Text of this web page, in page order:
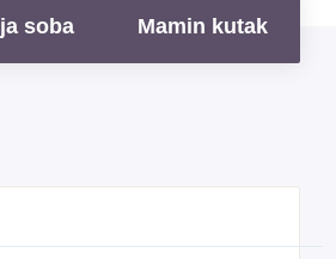
soba Mamin kutak